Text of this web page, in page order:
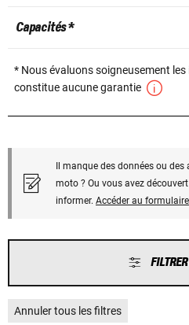
Capacités *
* Nous évaluons soigneusement
constitue aucune garantie
Il manque des données ou
moto ? Ou vous avez
informer. Accéder au formulaire
Annuler tous les filtres